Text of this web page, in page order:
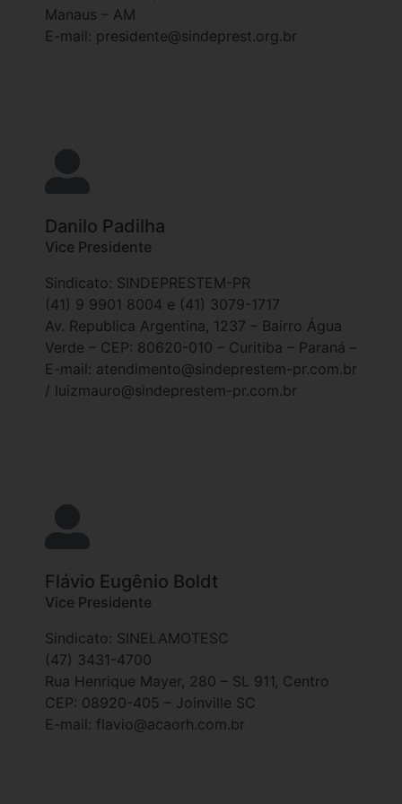
Manaus – AM
E-mail: presidente@sindeprest.org.br
Danilo Padilha
Vice Presidente
Sindicato: SINDEPRESTEM-PR
(41) 9 9901 8004 e (41) 3079-1717
Av. Republica Argentina, 1237 – Bairro Água
Verde – CEP: 80620-010 – Curitiba – Paraná –
E-mail: atendimento@sindeprestem-pr.com.br
/ luizmauro@sindeprestem-pr.com.br
Flávio Eugênio Boldt
Vice Presidente
Sindicato: SINELAMOTESC
(47) 3431-4700
Rua Henrique Mayer, 280 – SL 911, Centro
CEP: 08920-405 – Joinville SC
E-mail: flavio@acaorh.com.br